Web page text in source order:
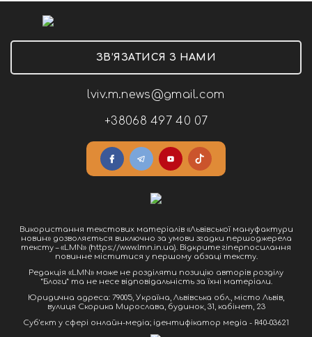
ЗВ’ЯЗАТИСЯ З НАМИ
lviv.m.news@gmail.com
+38068 497 40 07
Використання текстових матеріалів «Львівської мануфактури
новин» дозволяється виключно за умови згадки першоджерела
тексту – «LMN» (https://www.lmn.in.ua). Відкрите гіперпосилання
повинне міститися у першому абзаці тексту.
Редакція «LMN» може не розділяти позицію авторів розділу
“Блоги” та не несе відповідальність за їхні матеріали.
Юридична адреса: 79005, Україна, Львівська обл., місто Львів,
вулиця Скорика Мирослава, будинок, 31, кабінет, 23
Cуб'єкт у сфері онлайн-медіа; ідентифікатор медіа - R40-03621